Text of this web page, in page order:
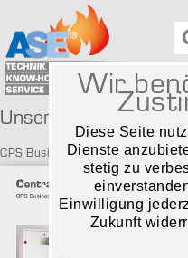
Wir
Diese Seite
Dienste
stetig zu
Einwilligung
Zukunft
Unsere Prospekte für
CPS Business